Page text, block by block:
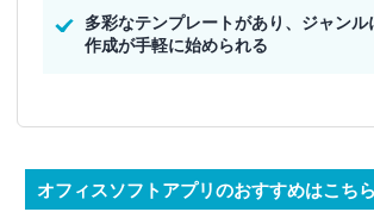
多彩なテンプレートがあり、ジャンル
作成が手軽に始められる
オフィスソフトアプリのおすすめはこちら